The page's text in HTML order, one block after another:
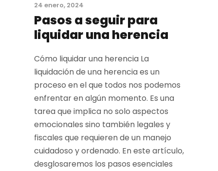
24 enero, 2024
Pasos a seguir para
liquidar una herencia
Cómo liquidar una herencia La
liquidación de una herencia es un
proceso en el que todos nos podemos
enfrentar en algún momento. Es una
tarea que implica no solo aspectos
emocionales sino también legales y
fiscales que requieren de un manejo
cuidadoso y ordenado. En este artículo,
desglosaremos los pasos esenciales